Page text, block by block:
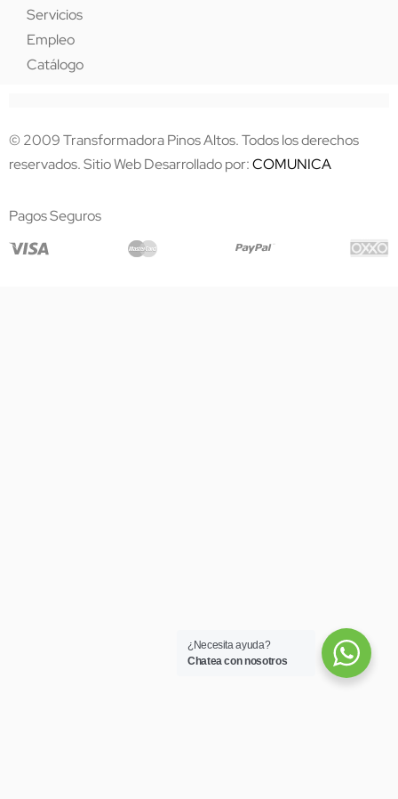
Servicios
Empleo
Catálogo
© 2009 Transformadora Pinos Altos. Todos los derechos
reservados. Sitio Web Desarrollado por:COMUNICA
Pagos Seguros
¿Necesita ayuda?
Chatea con nosotros